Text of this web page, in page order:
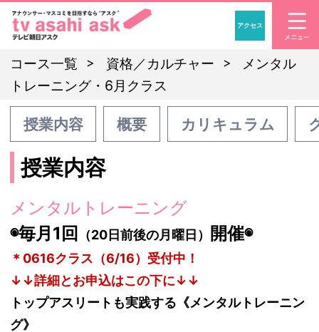
「アナウンサー・マ
アクセス
コース一覧 資格／カルチャー
メンタル
トレーニング・6月クラス
授業内容 概要 カリキュラム
授業内容
メンタルトレーニング
◉毎月1回 （20日前後の月曜日） 開催◉
＊0616クラス（6/16）受付中！
↓↓詳細とお申込はこの下に↓↓
トップアスリートも実践する《メンタルトレーニン
グ》